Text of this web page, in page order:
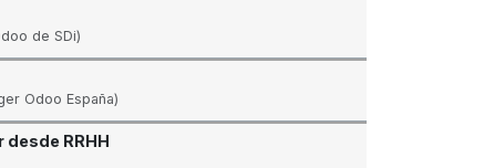
de SDi)
Odoo España)
RRHH